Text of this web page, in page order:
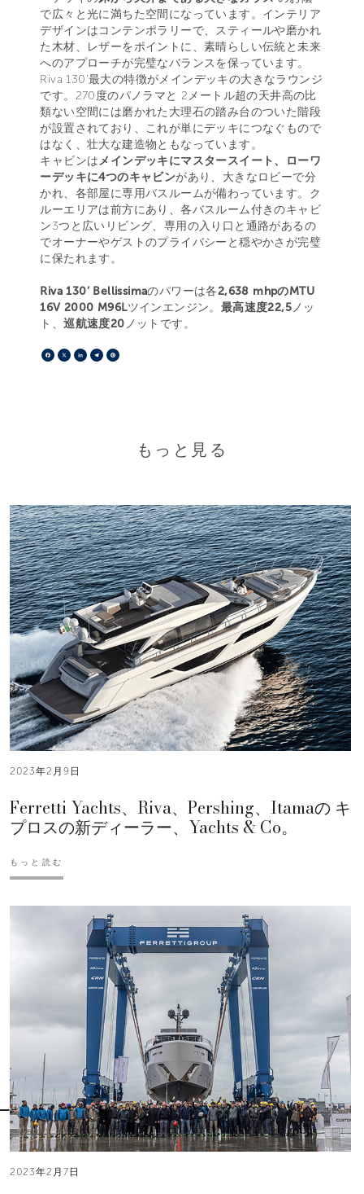
で広々と光に満ちた空間になっています。インテリア
デザインはコンテンポラリーで、スティールや磨かれ
た木材、レザーをポイントに、素晴らしい伝統と未来
へのアプローチが完璧なバランスを保っています。
Riva 130’最大の特徴がメインデッキの大きなラウンジ
です。270度のパノラマと 2メートル超の天井高の比
類ない空間には磨かれた大理石の踏み台のついた階段
が設置されており、これが単にデッキにつなぐもので
はなく、壮大な建造物ともなっています。
キャビンはメインデッキにマスタースイート、ローワ
ーデッキに4つのキャビンがあり、大きなロビーで分
かれ、各部屋に専用バスルームが備わっています。ク
ルーエリアは前方にあり、各バスルーム付きのキャビ
ン3つと広いリビング、専用の入り口と通路があるの
でオーナーやゲストのプライバシーと穏やかさが完璧
に保たれます。
Riva 130’ Bellissimaのパワーは各2,638 mhpのMTU
16V 2000 M96Lツインエンジン。 最高速度22,5ノッ
ト、巡航速度20 ノットです。
Facebook
X LinkedIn
Telegram
もっと見る
2023年2月9日
Ferretti Yachts、Riva、Pershing、Itamaの キ
プロスの新ディーラー、Yachts & Co。
もっと読む
2023年2月7日